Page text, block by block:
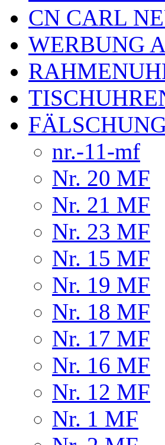
CN CARL
WERBUNG
nr.-11-mf
Nr. 20 MF
Nr. 21 MF
Nr. 23 MF
Nr. 15 MF
Nr. 19 MF
Nr. 18 MF
Nr. 17 MF
Nr. 16 MF
Nr. 12 MF
Nr. 1 MF